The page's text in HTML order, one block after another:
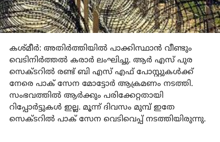
കശ്മീര്‍: അതിര്‍ത്തിയില്‍ പാക്കിസ്ഥാന്‍ വീണ്ടും
വെടിനിര്‍ത്തല്‍ കരാര്‍ ലംഘിച്ചു. ആര്‍ എസ് പുര
സെക്ടറില്‍ രണ്ട് ബി എസ് എഫ് പോസ്റ്റുകള്‍ക്ക്
നേരെ പാക് സേന മോട്ടോര്‍ ആക്രമണം നടത്തി.
സംഭവത്തില്‍ ആര്‍ക്കും പരിക്കേറ്റതായി
റിപ്പോര്‍ട്ടുകള്‍ ഇല്ല. മൂന്ന് ദിവസം മുമ്പ് ഇതേ
സെക്ടറില്‍ പാക് സേന വെടിവെപ്പ് നടത്തിയിരുന്നു.